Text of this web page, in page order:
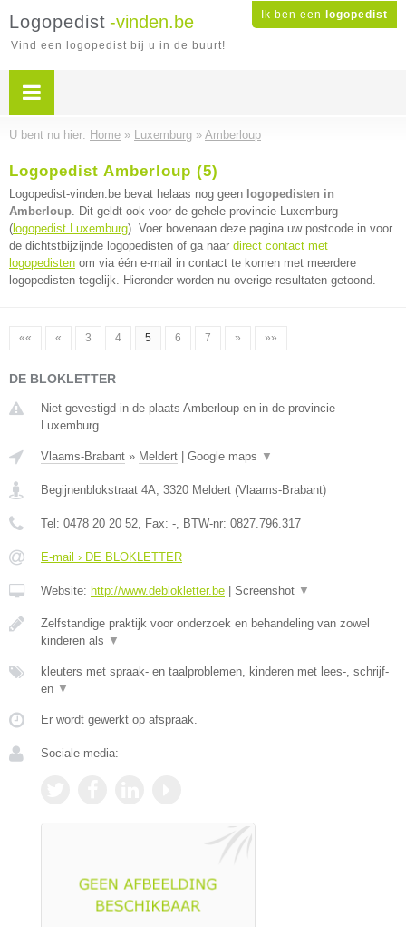
Ik ben een logopedist
Logopedist -vinden.be
Vind een logopedist bij u in de buurt!
U bent nu hier: Home » Luxemburg » Amberloup
Logopedist Amberloup (5)
Logopedist-vinden.be bevat helaas nog geen logopedisten in
Amberloup. Dit geldt ook voor de gehele provincie Luxemburg
( logopedist Luxemburg). Voer bovenaan deze pagina uw postcode in voor
de dichtstbijzijnde logopedisten of ga naar direct contact met
logopedisten om via één e-mail in contact te komen met meerdere
logopedisten tegelijk. Hieronder worden nu overige resultaten getoond.
«« « 3 4 5 6 7 » »»
DE BLOKLETTER
Niet gevestigd in de plaats Amberloup en in de provincie
Luxemburg.
Vlaams-Brabant » Meldert Google maps ▼
Begijnenblokstraat 4A, 3320 Meldert (Vlaams-Brabant)
Tel: 0478 20 20 52, Fax: -, BTW-nr: 0827.796.317
E-mail › DE BLOKLETTER
Website: http://www.deblokletter.be Screenshot ▼
Zelfstandige praktijk voor onderzoek en behandeling van zowel
kinderen als ▼
kleuters met spraak- en taalproblemen, kinderen met lees-, schrijf-
en ▼
Er wordt gewerkt op afspraak.
Sociale media: